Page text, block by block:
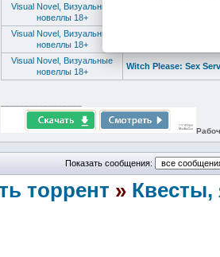
Visual Novel, Визуальные
новеллы 18+
Visual Novel, Визуальные
новеллы 18+
Visual Novel, Визуальные
новеллы 18+
Witch Please: Sex
Показать сообщения:
торрент » Квесты,